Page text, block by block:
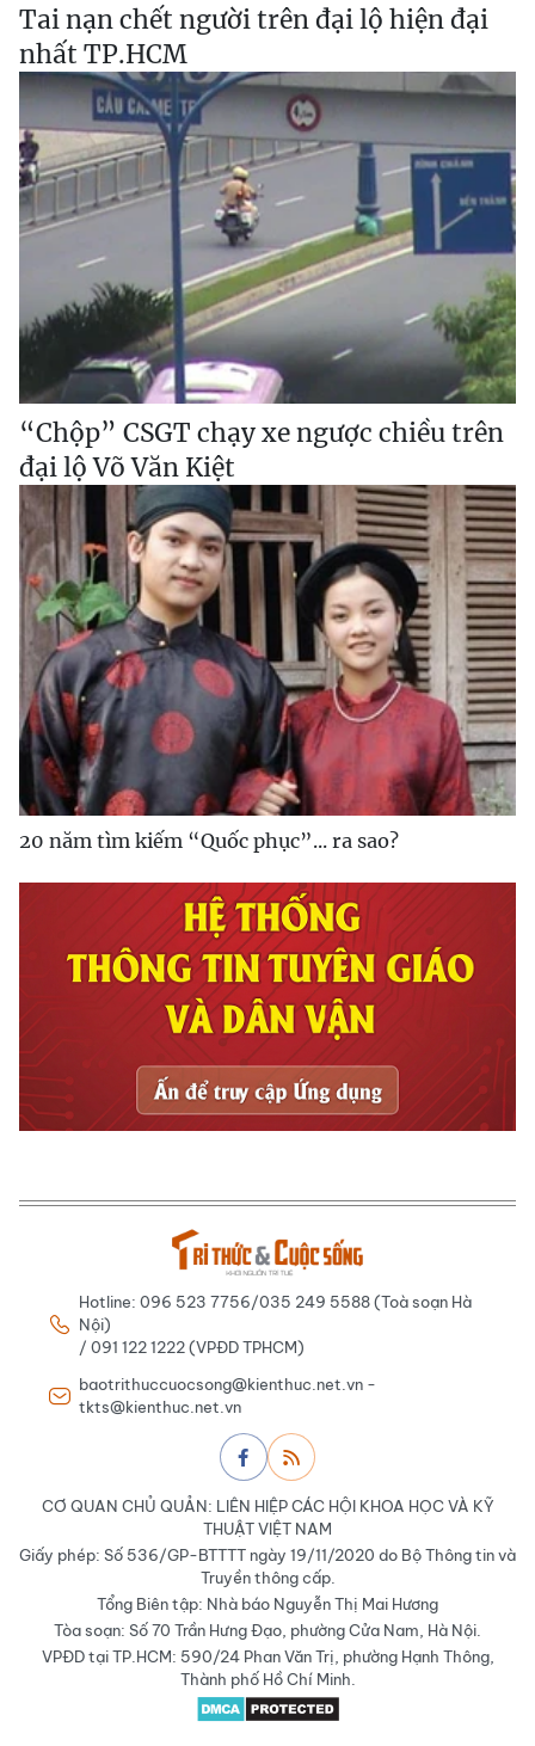
Tai nạn chết người trên đại lộ hiện đại
nhất TP.HCM
“Chộp” CSGT chạy xe ngược chiều trên
đại lộ Võ Văn Kiệt
20 năm tìm kiếm “Quốc phục”... ra sao?
Hotline: 096 523 7756/035 249 5588 (Toà soạn Hà
Nội)
/ 091 122 1222 (VPĐD TPHCM)
baotrithuccuocsong@kienthuc.net.vn -
tkts@kienthuc.net.vn
CƠ QUAN CHỦ QUẢN: LIÊN HIỆP CÁC HỘI KHOA HỌC VÀ KỸ
THUẬT VIỆT NAM
Giấy phép: Số 536/GP-BTTTT ngày 19/11/2020 do Bộ Thông tin và
Truyền thông cấp.
Tổng Biên tập: Nhà báo Nguyễn Thị Mai Hương
Tòa soạn: Số 70 Trần Hưng Đạo, phường Cửa Nam, Hà Nội.
VPĐD tại TP.HCM: 590/24 Phan Văn Trị, phường Hạnh Thông,
Thành phố Hồ Chí Minh.